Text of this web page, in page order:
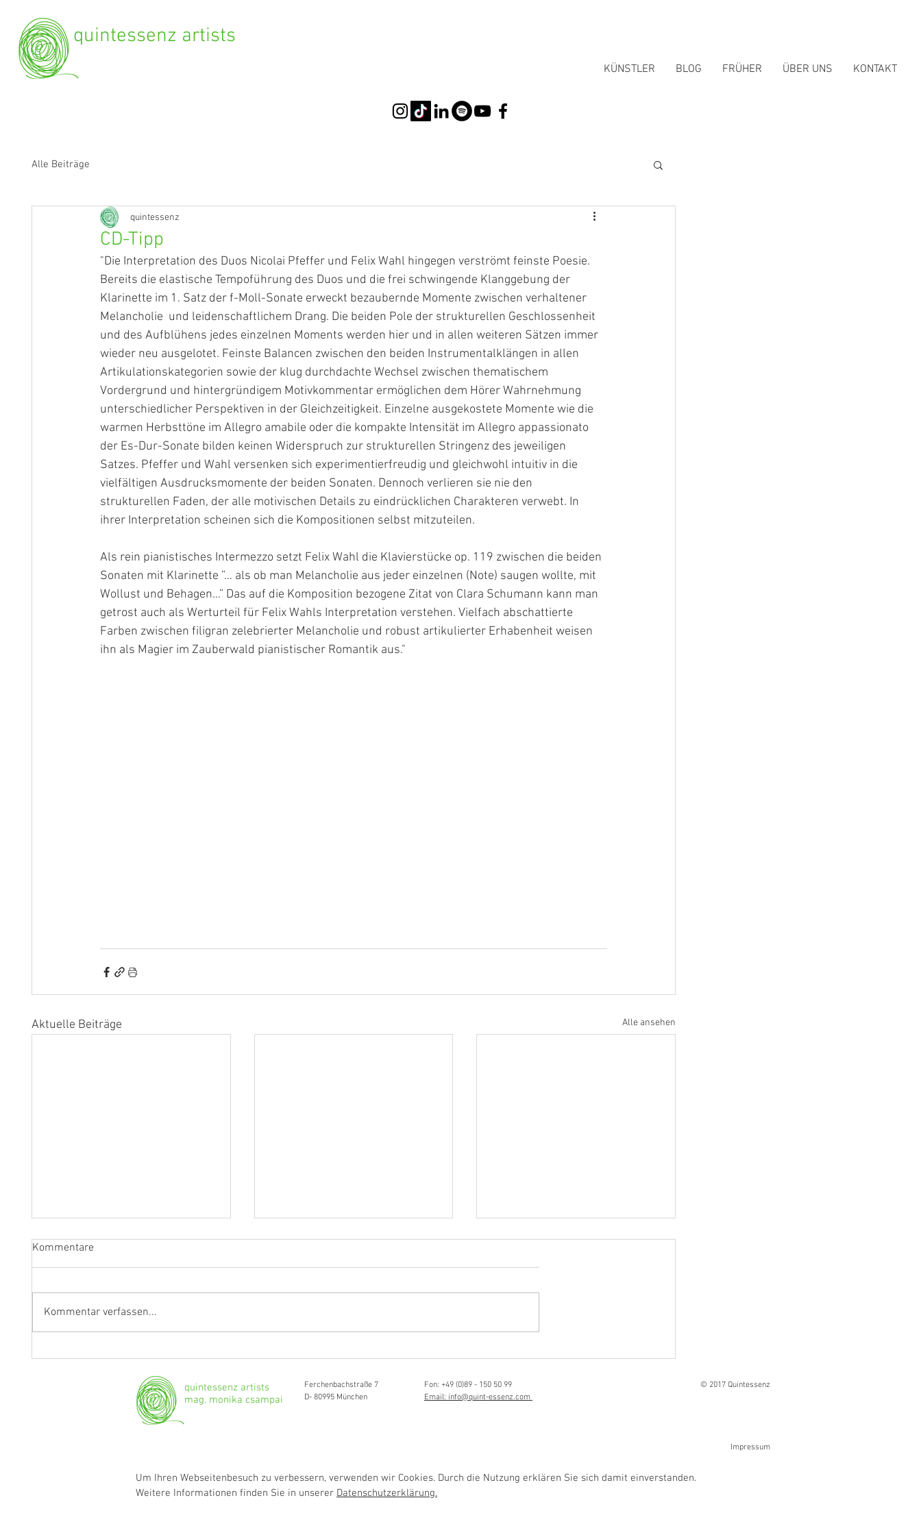
quintessenz artists
KÜNSTLER BLOG FRÜHER ÜBER UNS KONTAKT
Alle Beiträge
CD-Tipp
quintessenz
"Die Interpretation des Duos Nicolai Pfeffer und Felix Wahl hingegen verströmt feinste Poesie.
Bereits die elastische Tempoführung des Duos und die frei schwingende Klanggebung der
Klarinette im 1. Satz der f-Moll-Sonate erweckt bezaubernde Momente zwischen verhaltener
Melancholie  und leidenschaftlichem Drang. Die beiden Pole der strukturellen Geschlossenheit
und des Aufblühens jedes einzelnen Moments werden hier und in allen weiteren Sätzen immer
wieder neu ausgelotet. Feinste Balancen zwischen den beiden Instrumentalklängen in allen
Artikulationskategorien sowie der klug durchdachte Wechsel zwischen thematischem
Vordergrund und hintergründigem Motivkommentar ermöglichen dem Hörer Wahrnehmung
unterschiedlicher Perspektiven in der Gleichzeitigkeit. Einzelne ausgekostete Momente wie die
warmen Herbsttöne im Allegro amabile oder die kompakte Intensität im Allegro appassionato
der Es-Dur-Sonate bilden keinen Widerspruch zur strukturellen Stringenz des jeweiligen
Satzes. Pfeffer und Wahl versenken sich experimentierfreudig und gleichwohl intuitiv in die
vielfältigen Ausdrucksmomente der beiden Sonaten. Dennoch verlieren sie nie den
strukturellen Faden, der alle motivischen Details zu eindrücklichen Charakteren verwebt. In
ihrer Interpretation scheinen sich die Kompositionen selbst mitzuteilen.
Als rein pianistisches Intermezzo setzt Felix Wahl die Klavierstücke op. 119 zwischen die beiden
Sonaten mit Klarinette ”… als ob man Melancholie aus jeder einzelnen (Note) saugen wollte, mit
Wollust und Behagen…” Das auf die Komposition bezogene Zitat von Clara Schumann kann man
getrost auch als Werturteil für Felix Wahls Interpretation verstehen. Vielfach abschattierte
Farben zwischen filigran zelebrierter Melancholie und robust artikulierter Erhabenheit weisen
ihn als Magier im Zauberwald pianistischer Romantik aus."
Aktuelle Beiträge Alle ansehen
musikalische Grenzgängerin
Kommentare
Kommentar verfassen...
quintessenz artists
mag. monika csampai
Ferchenbachstraße 7
D- 80995 München
Fon: +49 (0)89 - 150 50 99
Email: info@quint-essenz.com
© 2017 Quintessenz
Impressum
Um Ihren Webseitenbesuch zu verbessern, verwenden wir Cookies. Durch die Nutzung erklären Sie sich damit einverstanden.
Weitere Informationen finden Sie in unserer Datenschutzerklärung.